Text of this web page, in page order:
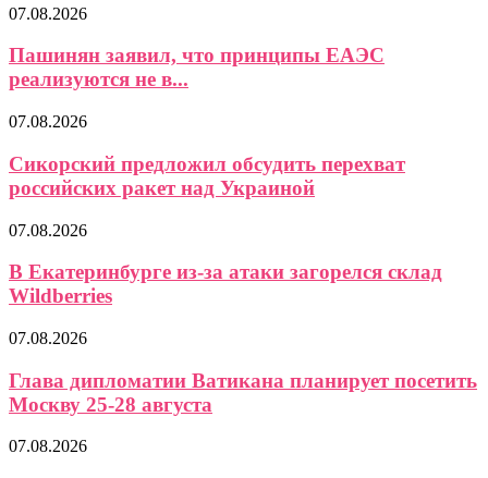
07.08.2026
Пашинян заявил, что принципы ЕАЭС
реализуются не в...
07.08.2026
Сикорский предложил обсудить перехват
российских ракет над Украиной
07.08.2026
В Екатеринбурге из-за атаки загорелся склад
Wildberries
07.08.2026
Глава дипломатии Ватикана планирует посетить
Москву 25-28 августа
07.08.2026